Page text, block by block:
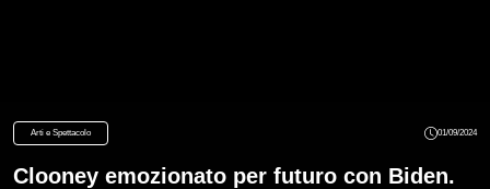
Clooney emozionato per futuro con Biden.
Arti e Spettacolo 01/09/2024